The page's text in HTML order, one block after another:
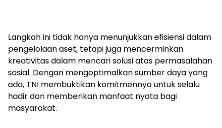
Langkah ini tidak hanya menunjukkan efisiensi dalam
pengelolaan aset, tetapi juga mencerminkan
kreativitas dalam mencari solusi atas permasalahan
sosial. Dengan mengoptimalkan sumber daya yang
ada, TNI membuktikan komitmennya untuk selalu
hadir dan memberikan manfaat nyata bagi
masyarakat.